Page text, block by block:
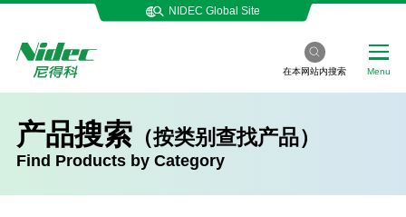
NIDEC Global Site
在本网站内搜索 Menu
产品搜索（按类别查找产品）
Find Products by Category